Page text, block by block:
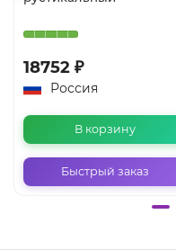
18752 ₽
Россия
В корзину
Быстрый заказ